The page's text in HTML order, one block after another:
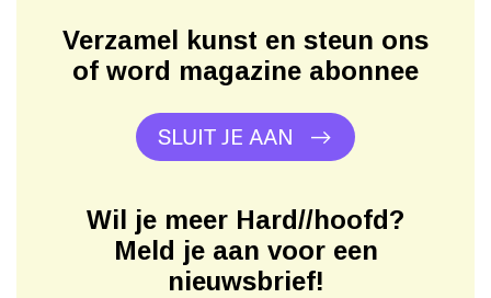
Verzamel kunst en steun ons
of word magazine abonnee
SLUIT JE AAN
Wil je meer Hard//hoofd?
Meld je aan voor een
nieuwsbrief!